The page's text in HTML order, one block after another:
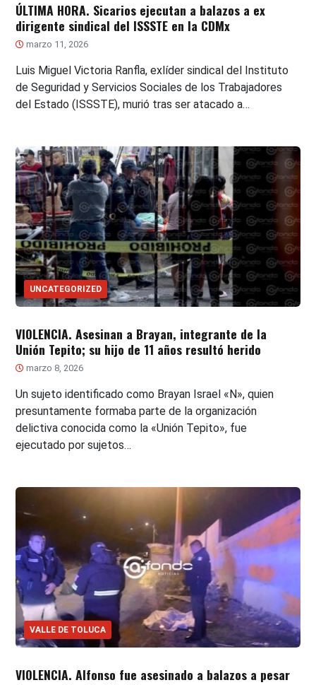
ÚLTIMA HORA. Sicarios ejecutan a balazos a ex
dirigente sindical del ISSSTE en la CDMx
marzo 11, 2026
Luis Miguel Victoria Ranfla, exlíder sindical del Instituto
de Seguridad y Servicios Sociales de los Trabajadores
del Estado (ISSSTE), murió tras ser atacado a…
UNCATEGORIZED
VIOLENCIA. Asesinan a Brayan, integrante de la
Unión Tepito; su hijo de 11 años resultó herido
marzo 8, 2026
Un sujeto identificado como Brayan Israel «N», quien
presuntamente formaba parte de la organización
delictiva conocida como la «Unión Tepito», fue
ejecutado por sujetos…
VALLE DE TOLUCA
VIOLENCIA. Alfonso fue asesinado a balazos a pesar